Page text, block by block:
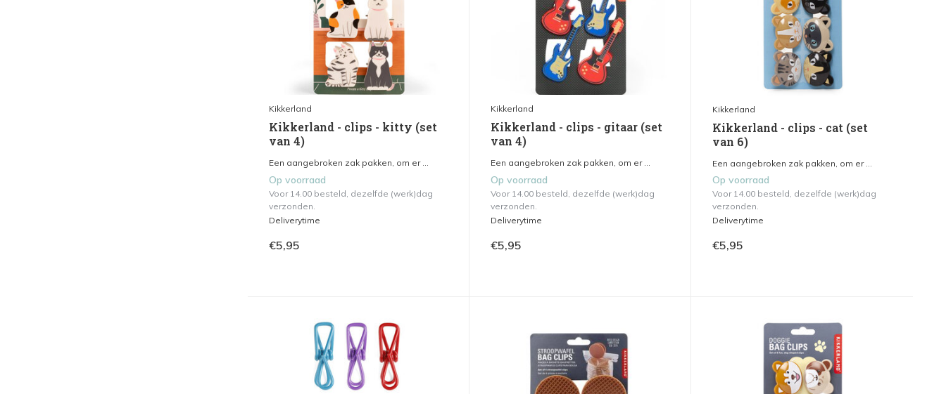
Kikkerland
Kikkerland - clips - kitty (set
van 4)
Een aangebroken zak pakken, om er ...
Op voorraad
Voor 14.00 besteld, dezelfde (werk)dag
verzonden.
Deliverytime
€5,95
Kikkerland
Kikkerland - clips - gitaar (set
van 4)
Een aangebroken zak pakken, om er ...
Op voorraad
Voor 14.00 besteld, dezelfde (werk)dag
verzonden.
Deliverytime
€5,95
Kikkerland
Kikkerland - clips - cat (set
van 6)
Een aangebroken zak pakken, om er ...
Op voorraad
Voor 14.00 besteld, dezelfde (werk)dag
verzonden.
Deliverytime
€5,95